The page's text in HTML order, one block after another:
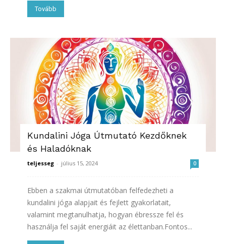
Tovább
Kundalini Jóga Útmutató Kezdőknek
és Haladóknak
teljesseg - július 15, 2024 0
Ebben a szakmai útmutatóban felfedezheti a
kundalini jóga alapjait és fejlett gyakorlatait,
valamint megtanulhatja, hogyan ébressze fel és
használja fel saját energiáit az élettanban.Fontos...